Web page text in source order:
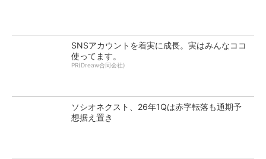
SNSアカウントを着実に成長。実はみんなココ
使ってます。
PR(Dreaw合同会社)
ソシオネクスト、26年1Qは赤字転落も通期予
想据え置き